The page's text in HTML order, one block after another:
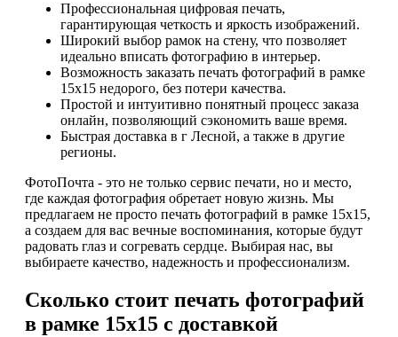
Профессиональная цифровая печать,
гарантирующая четкость и яркость изображений.
Широкий выбор рамок на стену, что позволяет
идеально вписать фотографию в интерьер.
Возможность заказать печать фотографий в рамке
15х15 недорого, без потери качества.
Простой и интуитивно понятный процесс заказа
онлайн, позволяющий сэкономить ваше время.
Быстрая доставка в г Лесной, а также в другие
регионы.
ФотоПочта - это не только сервис печати, но и место,
где каждая фотография обретает новую жизнь. Мы
предлагаем не просто печать фотографий в рамке 15х15,
а создаем для вас вечные воспоминания, которые будут
радовать глаз и согревать сердце. Выбирая нас, вы
выбираете качество, надежность и профессионализм.
Сколько стоит печать фотографий
в рамке 15х15 с доставкой